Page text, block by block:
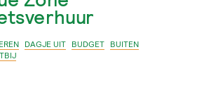
DAGJE UIT BUDGET BUITEN